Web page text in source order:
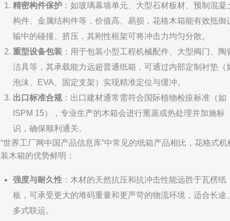
精密构件保护 ：如玻璃幕墙单元、大型石材板材、预制混凝
构件、金属结构件等，价值高、易损，花格木箱能有效抵御
输中的碰撞、挤压，其刚性框架可将冲击力均匀分散。
重型设备包装 ：用于包装小型工程机械配件、大型阀门、陶
洁具等，其承载能力远超普通纸箱，可通过内部定制衬垫（
泡沫、EVA、固定支架）实现精准定位与缓冲。
出口标准合规 ：出口建材通常需符合国际植物检疫标准（如
ISPM 15），专业生产的木箱会进行熏蒸或热处理并加施标
识，确保顺利通关。
世界工厂网中国产品信息库”中常见的纸箱产品相比，花格式机
木箱的优势鲜明：
强度与耐久性 ：木材的天然抗压和抗冲击性能远胜于瓦楞纸
板，可承受更大的堆码重量和更严苛的物流环境，适合长途
多式联运。